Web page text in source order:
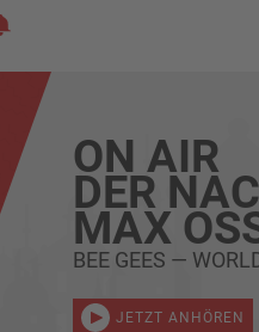
ON AIR
DER
MAX
BEE GEES —
JETZT ANHÖREN